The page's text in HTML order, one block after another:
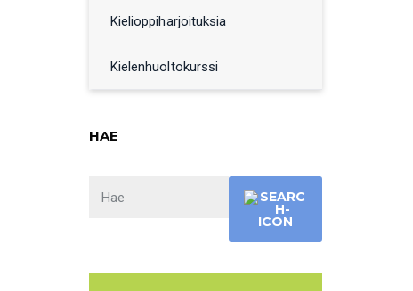
Kielioppiharjoituksia
Kielenhuoltokurssi
HAE